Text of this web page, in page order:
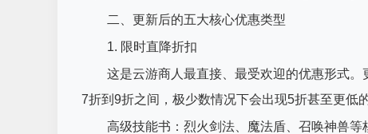
二、更新后的五大核心优惠类型
1. 限时直降折扣
这是云游商人最直接、最受欢迎的优惠形式。
7折到9折之间，极少数情况下会出现5折甚至更低
高级技能书：烈火剑法、魔法盾、召唤神兽